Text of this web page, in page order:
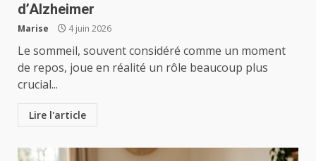
d’Alzheimer
Marise 4 juin 2026
Le sommeil, souvent considéré comme un moment
de repos, joue en réalité un rôle beaucoup plus
crucial...
Lire l'article